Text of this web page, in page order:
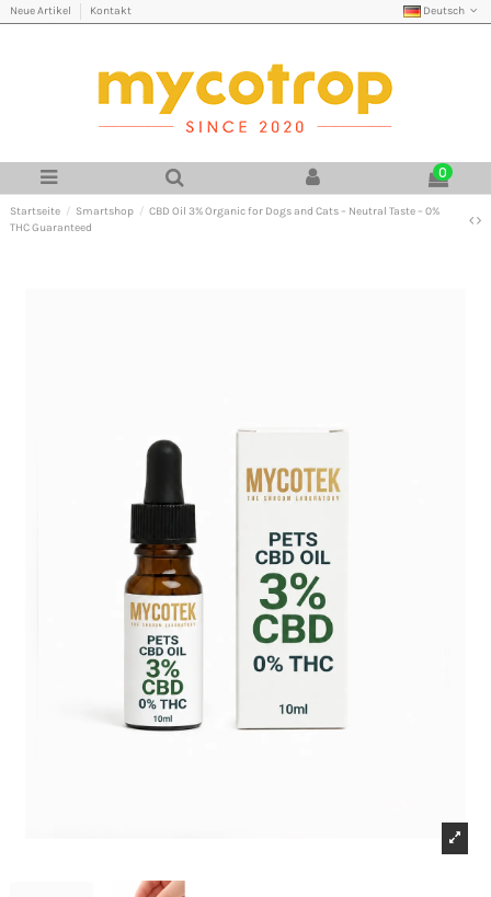
Neue Artikel Kontakt Deutsch
0
Startseite Smartshop
CBD Oil 3% Organic for Dogs and Cats – Neutral Taste – 0%
THC Guaranteed